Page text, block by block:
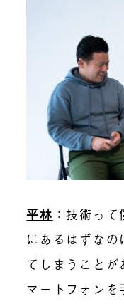
平林 ：技術っ
にあるはずな
てしまうこと
マートフォン